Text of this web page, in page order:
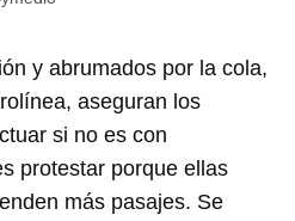
y abrumados por la cola,
aseguran los
si no es con
protestar porque ellas
más pasajes. Se